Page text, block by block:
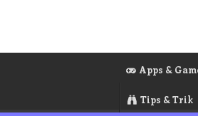
Apps &
Tips & Trik